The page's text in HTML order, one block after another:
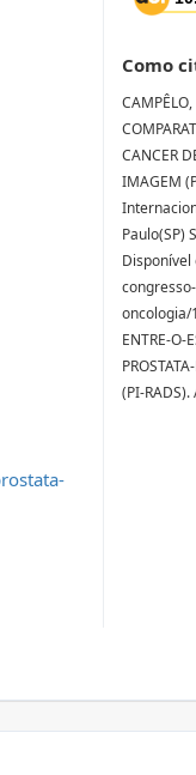
Como
CANCER
IMAGEM
Paulo(SP)
oncologia/
ENTRE-O-
(PI-